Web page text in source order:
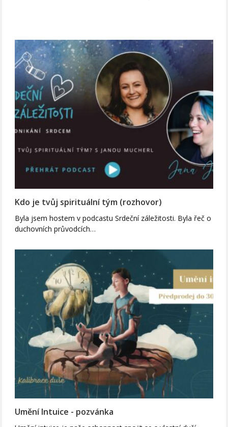
Kdo je tvůj spirituální tým (rozhovor)
Byla jsem hostem v podcastu Srdeční záležitosti. Byla řeč o
duchovních průvodcích…
Umění Intuice - pozvánka